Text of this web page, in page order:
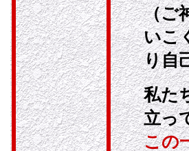
（ご
いこ
り自
私た
立っ
この